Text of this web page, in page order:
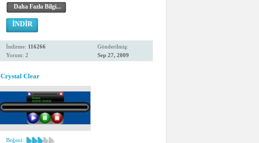
Daha Fazla Bilgi...
İNDİR
İndirme: 116266
Yorum: 2
Gönderilmiş:
Sep 27, 2009
Crystal Clear
Beğeni: